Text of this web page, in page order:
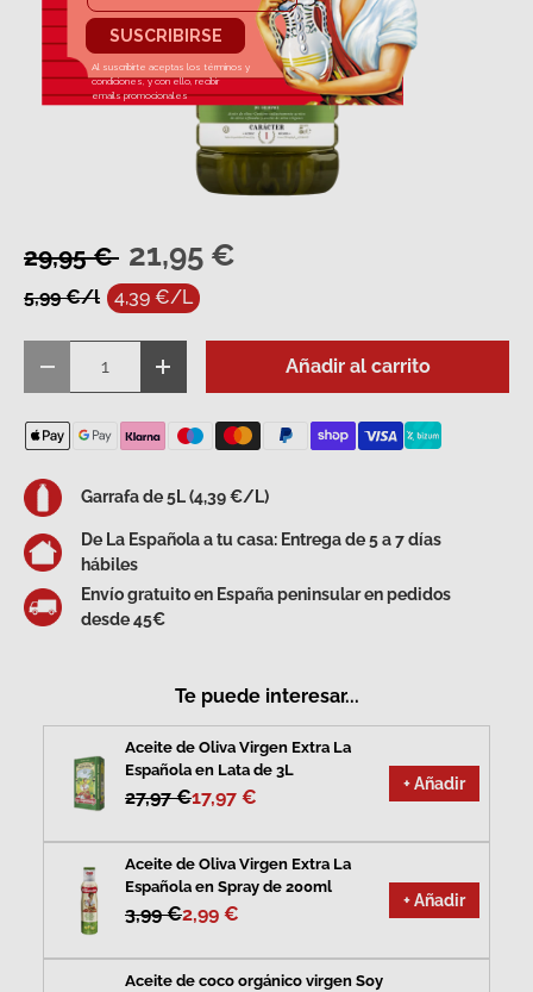
29,95 € 21,95 €
5,99 €/l 4,39 €/L
Disminuir cantidadAumentar la cantidadAñadir al carrito
Garrafa de 5L (4,39 €/L)
De La Española a tu casa: Entrega de 5 a 7 días
hábiles
Envío gratuito en España peninsular en pedidos
desde 45€
Te puede interesar...
Aceite de Oliva Virgen Extra La
Española en Lata de 3L
27,97 €17,97 €
+ Añadir
Aceite de Oliva Virgen Extra La
Española en Spray de 200ml
3,99 €2,99 €
+ Añadir
Aceite de coco orgánico virgen Soy